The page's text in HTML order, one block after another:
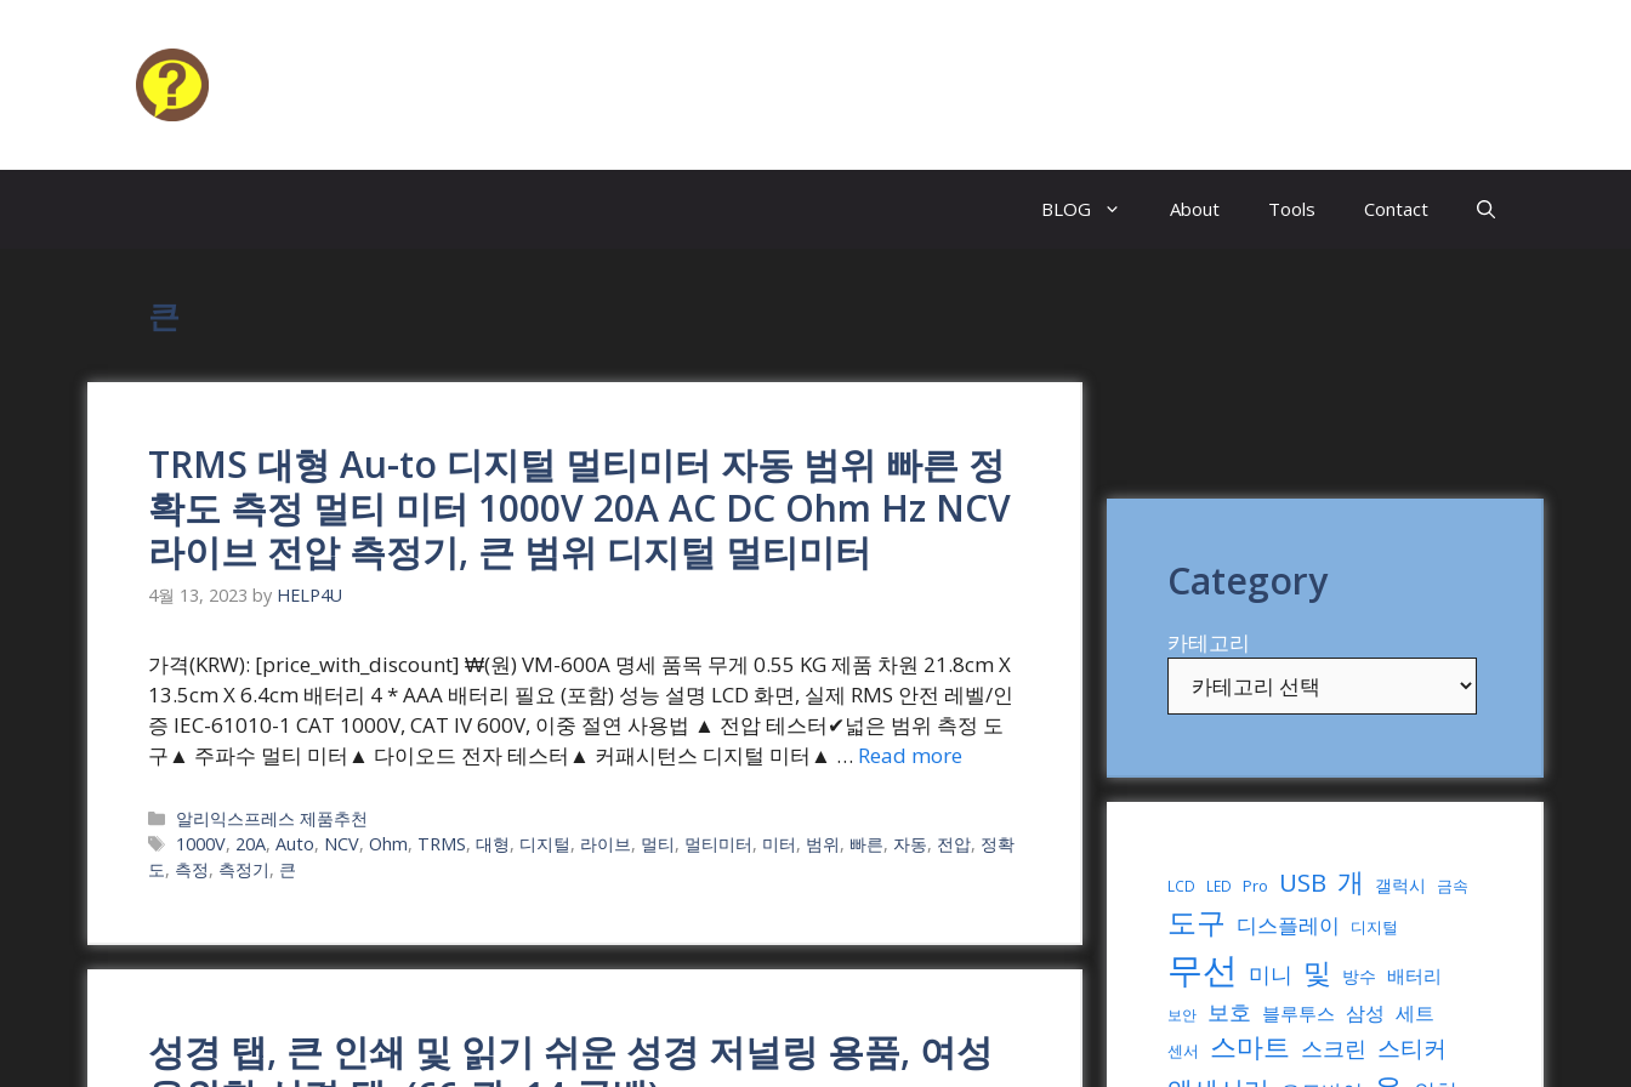
BLOG About Tools Contact
큰
TRMS 대형 Au-to 디지털 멀티미터 자동 범위 빠른 정
확도 측정 멀티 미터 1000V 20A AC DC Ohm Hz NCV
라이브 전압 측정기, 큰 범위 디지털 멀티미터
4월 13, 2023 by HELP4U
가격(KRW): [price_with_discount] ₩(원) VM-600A 명세 품목 무게 0.55 KG 제품 차원 21.8cm X
13.5cm X 6.4cm 배터리 4 * AAA 배터리 필요 (포함) 성능 설명 LCD 화면, 실제 RMS 안전 레벨/인
증 IEC-61010-1 CAT 1000V, CAT IV 600V, 이중 절연 사용법 ▲ 전압 테스터✔넓은 범위 측정 도
구▲ 주파수 멀티 미터▲ 다이오드 전자 테스터▲ 커패시턴스 디지털 미터▲ … Read more
Categories
알리익스프레스 제품추천
Tags
1000V, 20A,Auto, NCV,Ohm, TRMS,대형, 디지털, 라이브, 멀티, 멀티미터, 미터, 범위, 빠른, 자동, 전압, 정확
도, 측정, 측정기, 큰
성경 탭, 큰 인쇄 및 읽기 쉬운 성경 저널링 용품, 여성
Category
카테고리
LCD LED Pro USB 개 갤럭시 금속
도구 디스플레이 디지털
무선 미니 및 방수 배터리
보안 보호 블루투스 삼성 세트
센서 스마트 스크린 스티커